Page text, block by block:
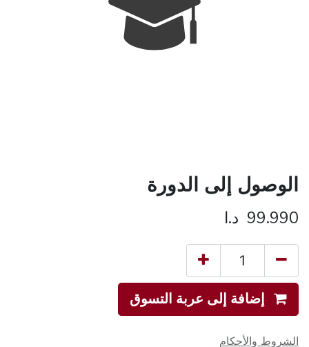
الوصول إلى الدورة
99.990 د.ا
إضافة إلى عربة التسوق
الشروط والأحكام